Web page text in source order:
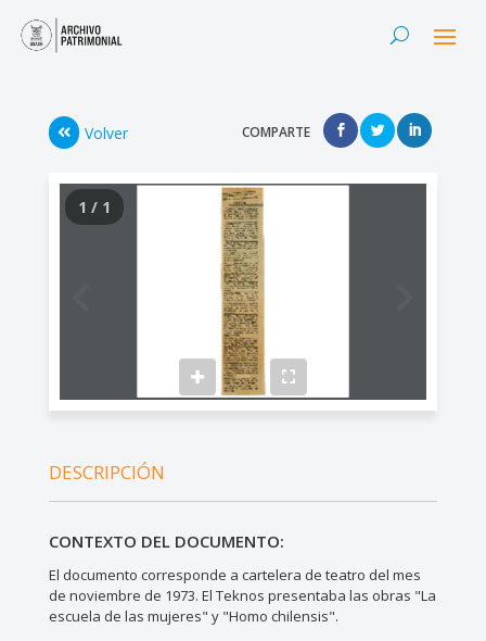
Volver COMPARTE
1 / 1
DESCRIPCIÓN
CONTEXTO DEL DOCUMENTO:
El documento corresponde a cartelera de teatro del mes
de noviembre de 1973. El Teknos presentaba las obras "La
escuela de las mujeres" y "Homo chilensis".